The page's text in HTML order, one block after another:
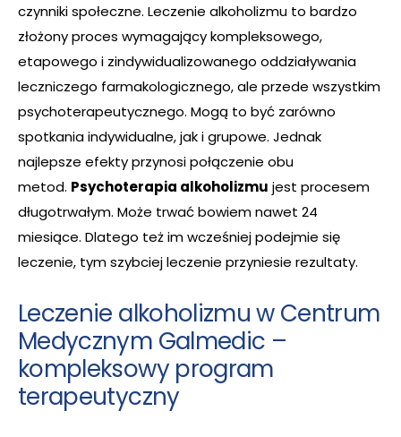
czynniki społeczne. Leczenie alkoholizmu to bardzo
złożony proces wymagający kompleksowego,
etapowego i zindywidualizowanego oddziaływania
leczniczego farmakologicznego, ale przede wszystkim
psychoterapeutycznego. Mogą to być zarówno
spotkania indywidualne, jak i grupowe. Jednak
najlepsze efekty przynosi połączenie obu
metod. Psychoterapia alkoholizmu jest procesem
długotrwałym. Może trwać bowiem nawet 24
miesiące. Dlatego też im wcześniej podejmie się
leczenie, tym szybciej leczenie przyniesie rezultaty.
Leczenie alkoholizmu w Centrum
Medycznym Galmedic –
kompleksowy program
terapeutyczny